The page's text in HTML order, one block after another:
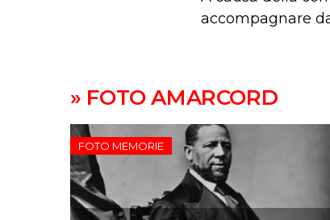
accompagnare
» FOTO AMARCORD
FOTO MEMORIE